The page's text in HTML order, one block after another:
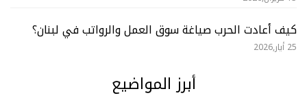
كيف أعادت الحرب صياغة سوق العمل والرواتب في لبنان؟
25 أيار,2026
أبرز المواضيع